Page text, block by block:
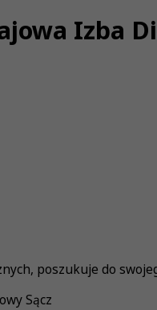
Izba
poszukuje do
Sącz